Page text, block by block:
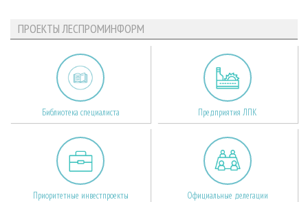
ПРОЕКТЫ ЛЕСПРОМИНФОРМ
Библиотека специалиста Предприятия ЛПК
Приоритетные инвестпроекты Официальные делегации